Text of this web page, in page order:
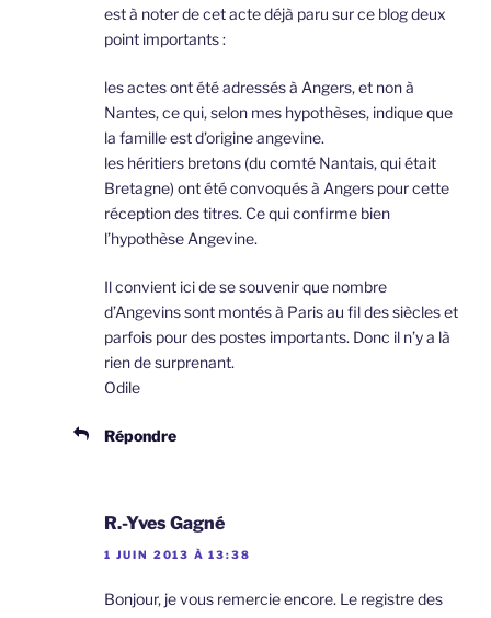
est à noter de cet acte déjà paru sur ce blog deux
point importants :
les actes ont été adressés à Angers, et non à
Nantes, ce qui, selon mes hypothèses, indique que
la famille est d’origine angevine.
les héritiers bretons (du comté Nantais, qui était
Bretagne) ont été convoqués à Angers pour cette
réception des titres. Ce qui confirme bien
l’hypothèse Angevine.
Il convient ici de se souvenir que nombre
d’Angevins sont montés à Paris au fil des siècles et
parfois pour des postes importants. Donc il n’y a là
rien de surprenant.
Odile
Répondre
R.-Yves Gagné
1 JUIN 2013 À 13:38
Bonjour, je vous remercie encore. Le registre des